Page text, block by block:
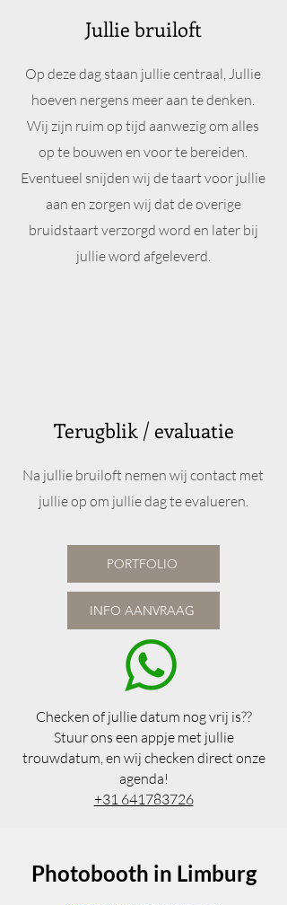
Jullie bruiloft
Op deze dag staan jullie centraal, Jullie
hoeven nergens meer aan te denken.
Wij zijn ruim op tijd aanwezig om alles
op te bouwen en voor te bereiden.
Eventueel snijden wij de taart voor jullie
aan en zorgen wij dat de overige
bruidstaart verzorgd word en later bij
jullie word afgeleverd.
Terugblik / evaluatie
Na jullie bruiloft nemen wij contact met
jullie op om jullie dag te evalueren.
PORTFOLIO
INFO AANVRAAG
Checken of jullie datum nog vrij is??
Stuur ons een appje met jullie
trouwdatum, en wij checken direct onze
agenda!
+31 641783726
Photobooth in Limburg